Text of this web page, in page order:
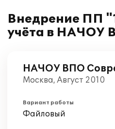
Внедрение ПП
учёта в НАЧОУ
НАЧОУ ВПО
Москва, Август 2010
Вариант работы
Файловый